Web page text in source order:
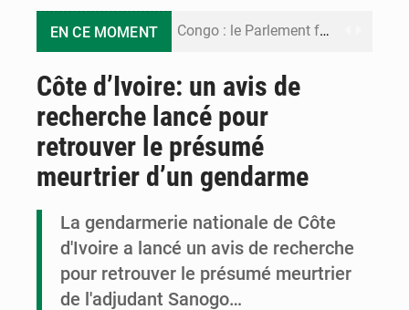
EN CE MOMENT Congo : le Parlement formule 28 recommandations sur le Cadre budgétaire 2027-2029
Côte d’Ivoire: un avis de
recherche lancé pour
retrouver le présumé
meurtrier d’un gendarme
La gendarmerie nationale de Côte
d'Ivoire a lancé un avis de recherche
pour retrouver le présumé meurtrier
de l'adjudant Sanogo…